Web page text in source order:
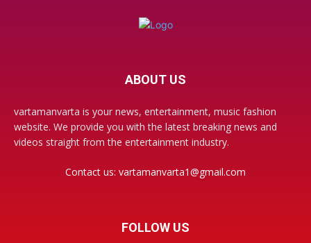
ABOUT US
vartamanvarta is your news, entertainment, music fashion
website. We provide you with the latest breaking news and
videos straight from the entertainment industry.
Contact us: vartamanvarta1@gmail.com
FOLLOW US